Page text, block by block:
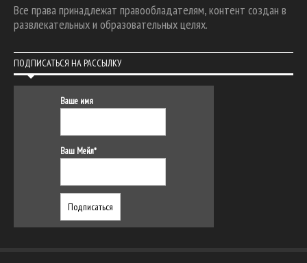
Все права принадлежат правообладателям, контент создан в
развлекательных и образовательных целях.
ПОДПИСАТЬСЯ НА РАССЫЛКУ
Ваше имя
Ваш Мейл*